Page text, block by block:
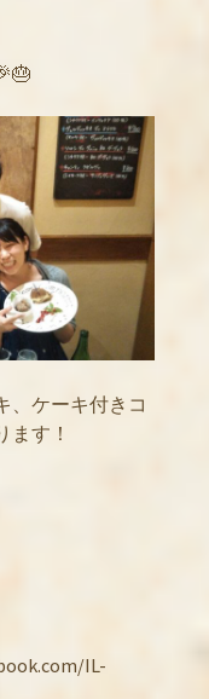
、ケーキ付きコ
ます！
IL-